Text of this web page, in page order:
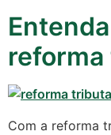
Com a reforma